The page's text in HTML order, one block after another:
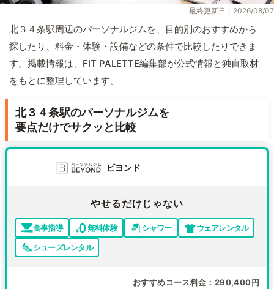
最終更新日：2026/08/07
北３４条駅周辺のパーソナルジムを、目的別のおすすめから
探したり、料金・体験・設備などの条件で比較したりできま
す。掲載情報は、FIT PALETTE編集部が公式情報と独自取材
をもとに整理しています。
北３４条駅のパーソナルジムを
要点だけでサクッと比較
ビヨンド
やせるだけじゃない
食事指導 無料体験 シャワー
ウェアレンタル
シューズレンタル
おすすめコース料金 290,400円